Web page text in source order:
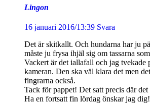
Lingon
16 januari 2016/13:39 Svara
Det är skitkallt. Och hundarna har ju
måste ju frysa ihjäl sig om tassarna
Vackert är det iallafall och jag tvekade
kameran. Den ska väl klara det men
fingrarna också.
Tack för pappet! Det satt precis där
Ha en fortsatt fin lördag önskar jag dig!